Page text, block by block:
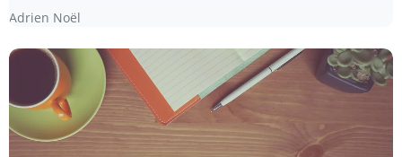
Adrien Noël